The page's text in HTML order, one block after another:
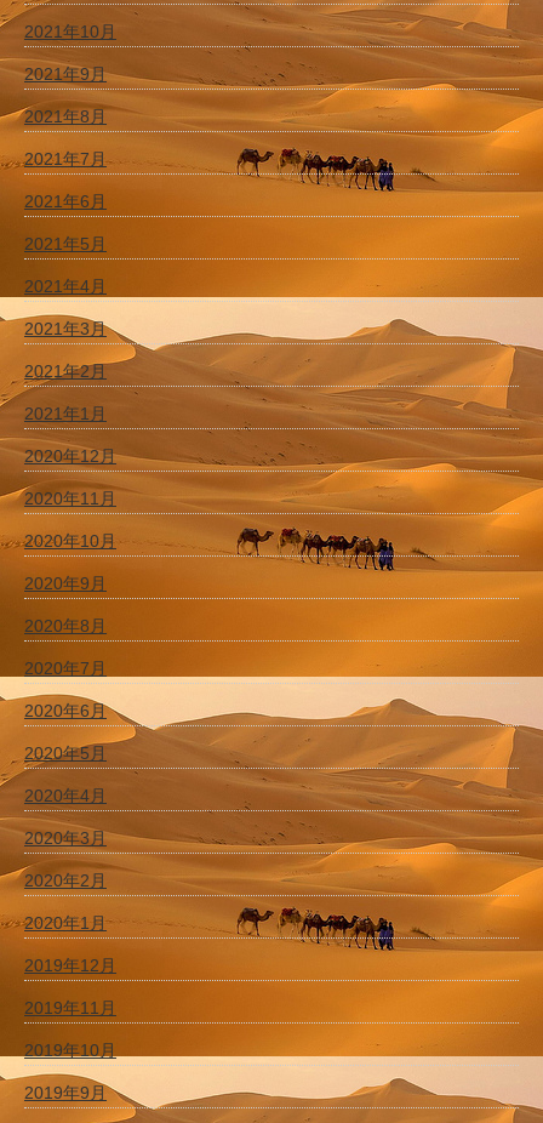
2021年10月
2021年9月
2021年8月
2021年7月
2021年6月
2021年5月
2021年4月
2021年3月
2021年2月
2021年1月
2020年12月
2020年11月
2020年10月
2020年9月
2020年8月
2020年7月
2020年6月
2020年5月
2020年4月
2020年3月
2020年2月
2020年1月
2019年12月
2019年11月
2019年10月
2019年9月